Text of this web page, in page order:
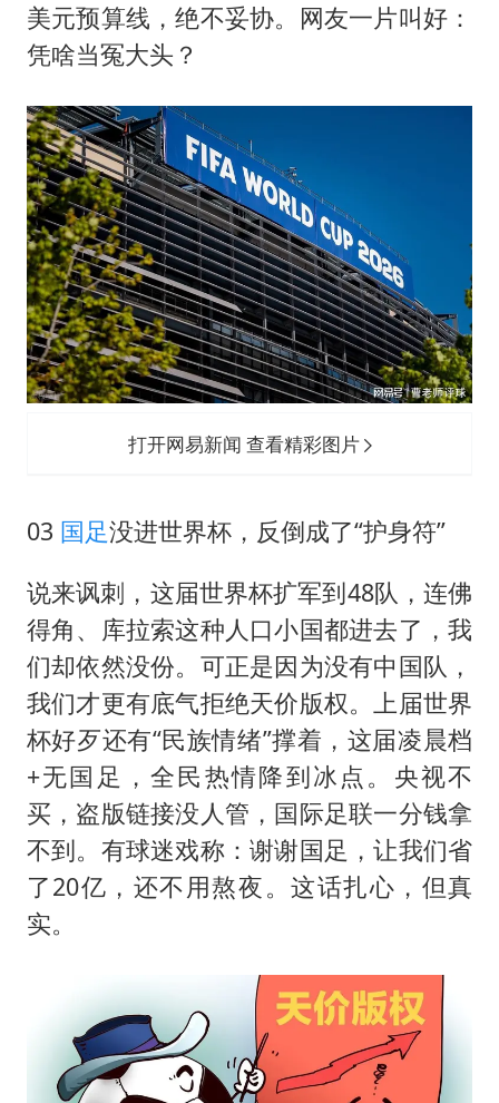
美元预算线，绝不妥协。网友一片叫好：
凭啥当冤大头？
打开网易新闻 查看精彩图片
03 国足没进世界杯，反倒成了“护身符”
说来讽刺，这届世界杯扩军到48队，连佛
得角、库拉索这种人口小国都进去了，我
们却依然没份。可正是因为没有中国队，
我们才更有底气拒绝天价版权。上届世界
杯好歹还有“民族情绪”撑着，这届凌晨档
+无国足，全民热情降到冰点。央视不
买，盗版链接没人管，国际足联一分钱拿
不到。有球迷戏称：谢谢国足，让我们省
了20亿，还不用熬夜。这话扎心，但真
实。